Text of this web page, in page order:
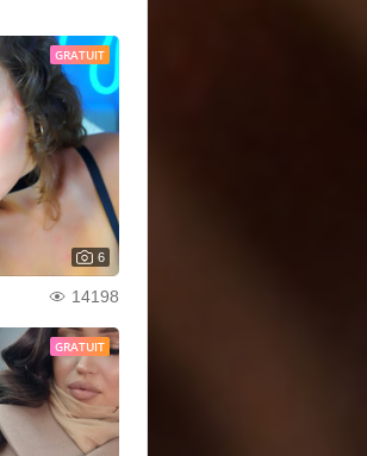
GRATUIT
6
14198
GRATUIT